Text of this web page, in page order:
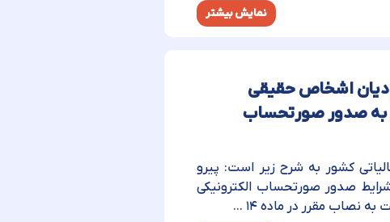
نمایش بیشتر
مودیان اشخاص حقیقی
مطابق ماده۱۴ مکرر به صدور صورتحساب
۴۷ سازمان امور مالیاتی کشور به شرح زیر است: پیرو
صدور صورت­حساب الکترونیکی